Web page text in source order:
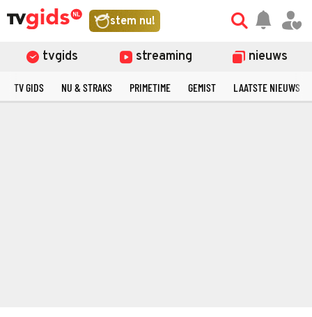
stem nu!
tvgids streaming nieuws
TV GIDS NU & STRAKS PRIMETIME GEMIST LAATSTE NIEUWS